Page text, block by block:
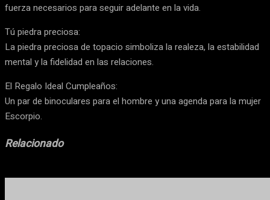
fuerza necesarios para seguir adelante en la vida.
Tú piedra preciosa:
La piedra preciosa de topacio simboliza la realeza, la estabilidad
mental y la fidelidad en las relaciones.
El Regalo Ideal Cumpleaños:
Un par de binoculares para el hombre y una agenda para la mujer
Escorpio.
Relacionado